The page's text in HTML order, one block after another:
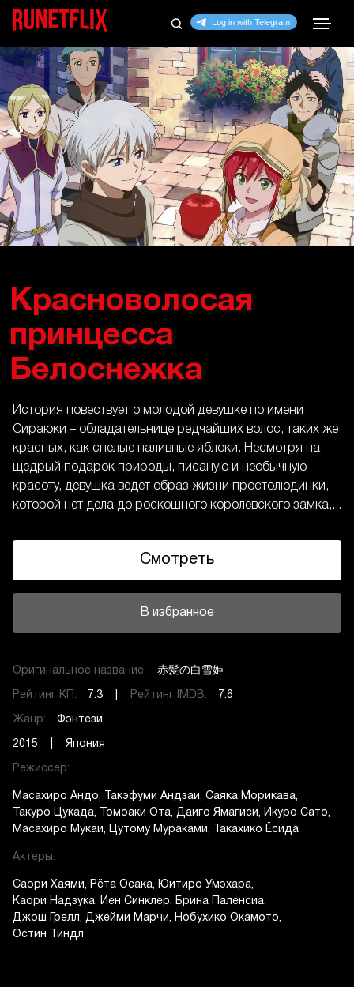
Красноволосая
принцесса
Белоснежка
История повествует о молодой девушке по имени
Cираюки – обладательнице редчайших волос, таких же
красных, как спелые наливные яблоки. Несмотря на
щедрый подарок природы, писаную и необычную
красоту, девушка ведет образ жизни простолюдинки,
которой нет дела до роскошного королевского замка,...
Смотреть
В избранное
Оригинальное название: 赤髪の白雪姫
Рейтинг КП: 7.3 | Рейтинг IMDB: 7.6
Жанр: Фэнтези
2015 | Япония
Режиссер:
Масахиро Андо Такэфуми Андзаи
Саяка Морикава
Такуро Цукада
Томоаки Ота Даиго Ямагиси
Икуро Сато
Масахиро Мукаи
Цутому Мураками Такахико Ёсида
Актеры:
Саори Хаями Рёта Осака
Юитиро Умэхара
Каори Надзука
Иен Синклер
Брина Паленсиа
Джош Грелл
Джейми Марчи
Нобухико Окамото
Остин Тиндл